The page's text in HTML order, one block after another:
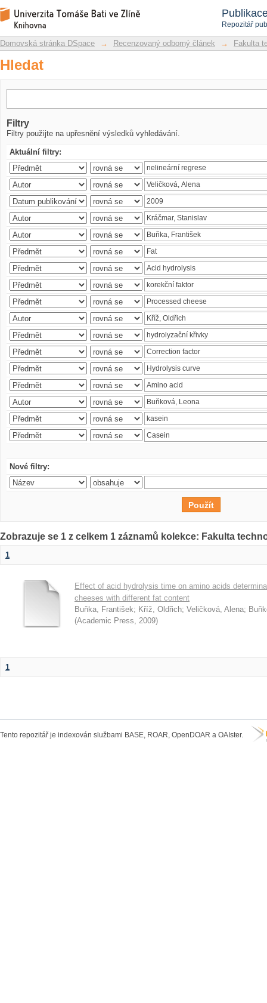
Repozitář
Hledat
Repozitář DSpace/Manakin
Domovská stránka DSpace → Recenzovaný odborný článek → Fakulta
Hledat
Filtry
Filtry použijte na upřesnění výsledků vyhledávání.
Aktuální filtry:
Nové filtry:
Zobrazuje se 1 z celkem 1 záznamů kolekce: Fakulta
1
Effect of acid hydrolysis time on amino acids
cheeses with different fat content
Buňka, František; Kříž, Oldřich; Veličková, Alena;
(Academic Press, 2009)
1
Tento repozitář je indexován službami BASE, ROAR, OpenDOAR a OAIster.